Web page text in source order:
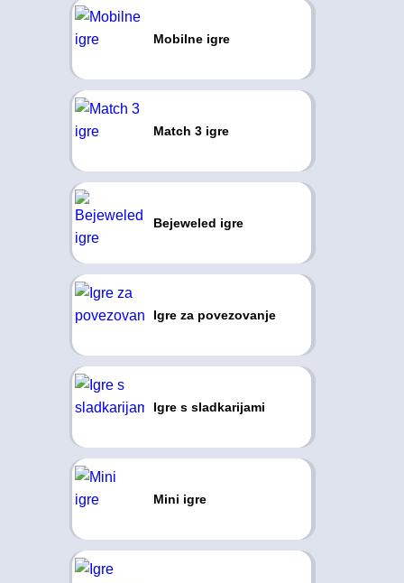
Mobilne igre
Match 3 igre
Bejeweled igre
Igre za povezovanje
Igre s sladkarijami
Mini igre